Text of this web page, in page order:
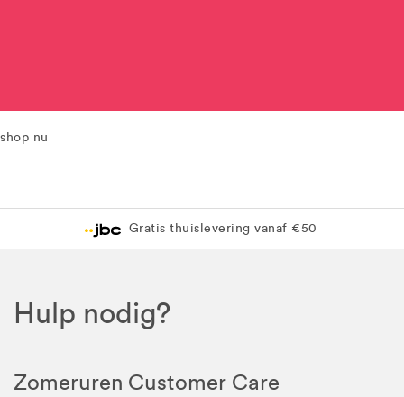
shop nu
Gratis thuislevering vanaf €50
Hulp nodig?
Zomeruren Customer Care